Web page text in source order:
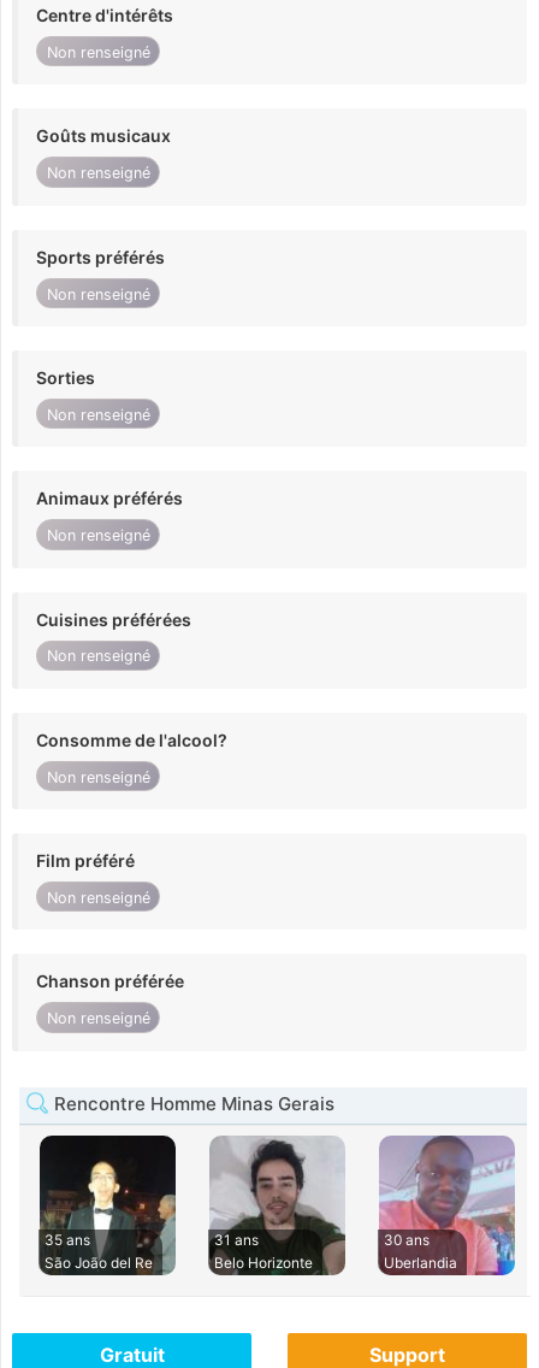
Centre d'intérêts
Non renseigné
Goûts musicaux
Non renseigné
Sports préférés
Non renseigné
Sorties
Non renseigné
Animaux préférés
Non renseigné
Cuisines préférées
Non renseigné
Consomme de l'alcool?
Non renseigné
Film préféré
Non renseigné
Chanson préférée
Non renseigné
Rencontre Homme Minas Gerais
35 ans
São João del Re
31 ans
Belo Horizonte
30 ans
Uberlandia
Gratuit Support